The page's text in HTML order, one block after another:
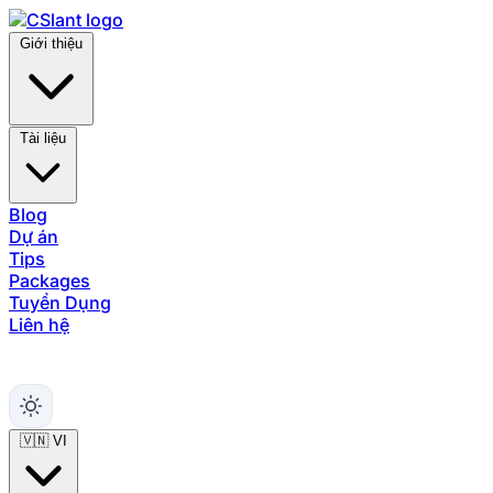
Giới thiệu
Tài liệu
Blog
Dự án
Tips
Packages
Tuyển Dụng
Liên hệ
🇻🇳 VI